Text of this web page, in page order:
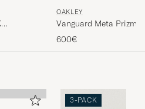
OAKLEY
Vanguard Meta Prizm
Black
600€
3-PACK